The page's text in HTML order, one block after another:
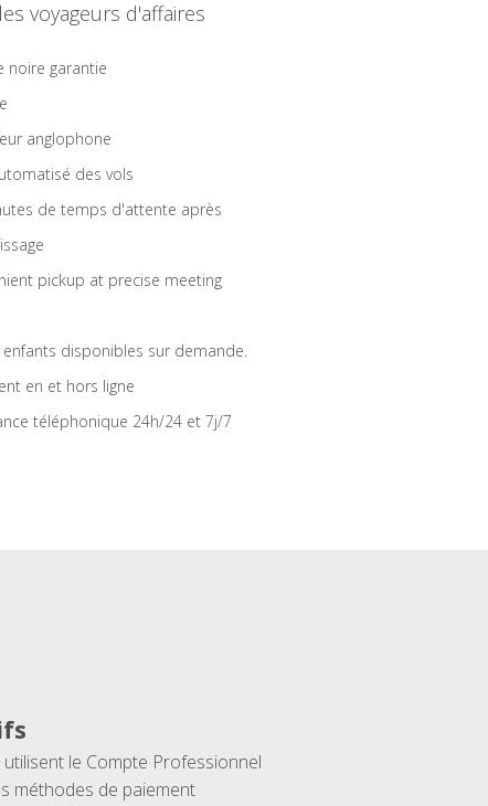
voyageurs d'affaires
noire garantie
anglophone
des vols
de temps d'attente après
pickup at precise meeting
enfants disponibles sur demande.
en et hors ligne
téléphonique 24h/24 et 7j/7
le Compte Professionnel
méthodes de paiement